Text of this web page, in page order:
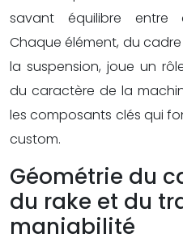
savant équilibre entre
Chaque élément, du
la suspension, joue un
du caractère de la
les composants clés qui
custom.
Géométrie du
du rake et du
maniabilité